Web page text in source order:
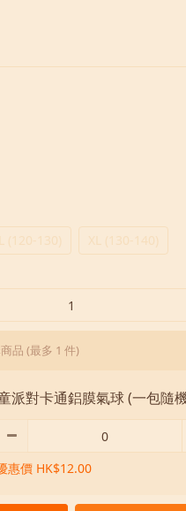
L (120-130) XL (130-140)
品 (最多 1 件)
派對卡通鋁膜氣球 (一包隨
惠價 HK$12.00